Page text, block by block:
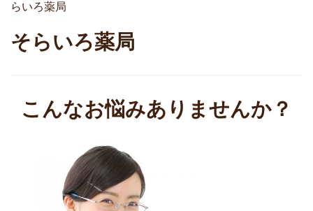
らいろ薬局
そらいろ薬局
こんなお悩みありませんか？